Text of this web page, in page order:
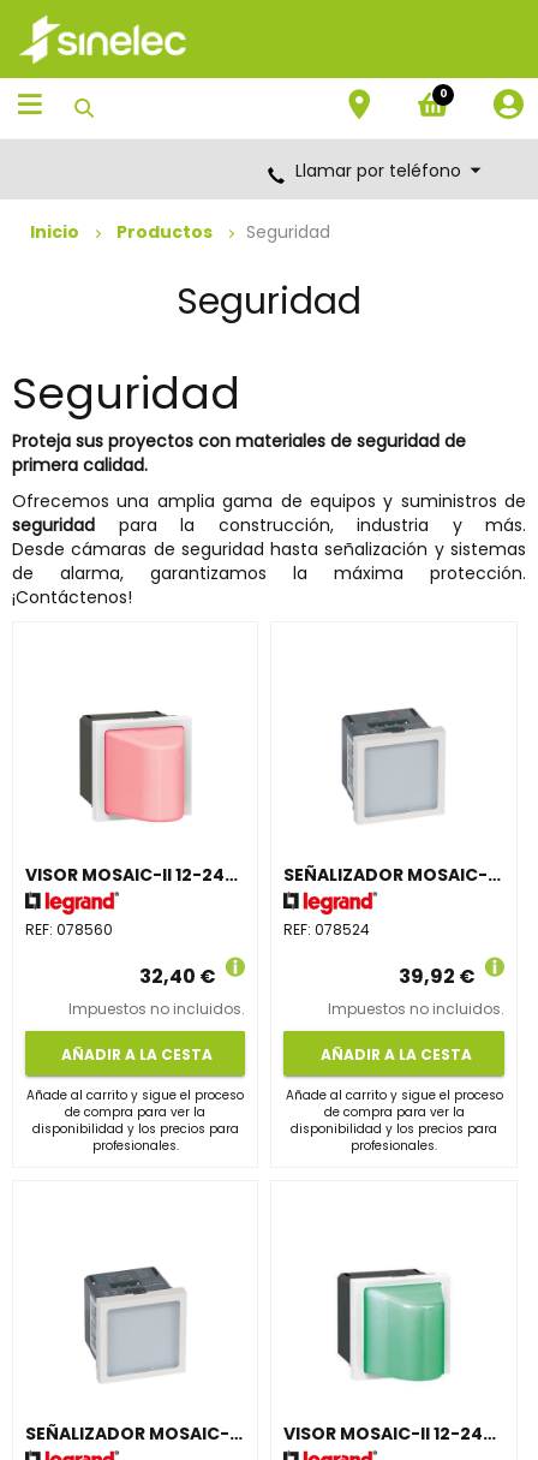
Saltar
contenido
Saltar
menú
de
navegación
0
Llamar por teléfono
Inicio Productos Seguridad
Seguridad
Seguridad
Proteja sus proyectos con materiales de seguridad de
primera calidad.
Ofrecemos una amplia gama de equipos y suministros de
seguridad para la construcción, industria y más.
Desde cámaras de seguridad hasta señalización y sistemas
de alarma, garantizamos la máxima protección.
¡Contáctenos!
VISOR MOSAIC-II 12-24-48V ROJO
REF: 078560
32,40 €
Impuestos no incluidos.
AÑADIR A LA CESTA
Añade al carrito y sigue el proceso
de compra para ver la
disponibilidad y los precios para
profesionales.
SEÑALIZADOR MOSAIC-II BICOLOR
REF:078524
39,92 €
Impuestos no incluidos.
AÑADIR A LA CESTA
Añade al carrito y sigue el proceso
de compra para ver la
disponibilidad y los precios para
profesionales.
SEÑALIZADOR MOSAIC-II AZUL 2mm2 VISOR MOSAIC-II 12-24-48V VERDE